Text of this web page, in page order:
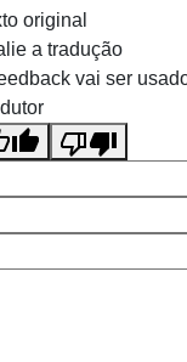
original
a tradução
vai ser